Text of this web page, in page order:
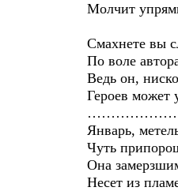
Молчит упрямый
Смахнете вы
По воле автора-
Ведь он,
Героев может
Январь, метель и
Чуть
Она замерзшими
Несет из